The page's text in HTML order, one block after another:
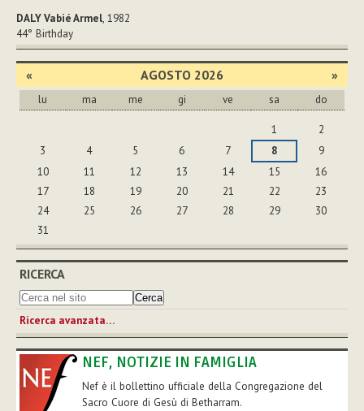
DALY Vabié Armel, 1982
44° Birthday
« AGOSTO 2026 »
lu ma me gi ve sa do
1
2
3
4 5 6 7 8
9
10
11 12 13 14 15
16
17
18 19 20 21 22
23
24
25 26 27 28 29
30
31
RICERCA
Ricerca avanzata…
NEF, NOTIZIE IN FAMIGLIA
Nef è il bollettino ufficiale della Congregazione del
Sacro Cuore di Gesù di Betharram.